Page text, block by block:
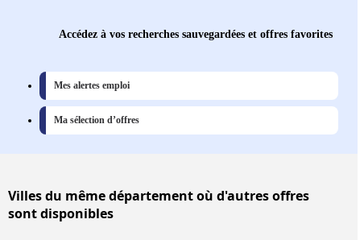
Accédez à vos recherches sauvegardées et offres favorites
Mes alertes emploi
Ma sélection d’offres
Villesdu même département où d'autres offres
sont disponibles